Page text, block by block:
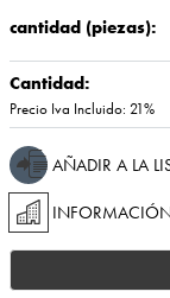
cantidad (piezas):
Cantidad:
Precio Iva Incluido: 21%
AÑADIR A LA